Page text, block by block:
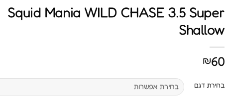
Squid Mania WILD CHASE 3.5 Super
Shallow
₪60
בחירת דגם